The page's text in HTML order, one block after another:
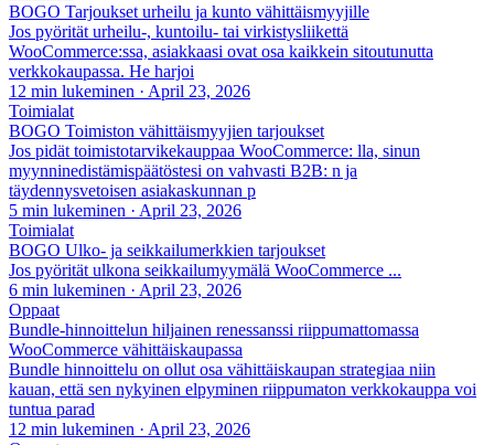
BOGO Tarjoukset urheilu ja kunto vähittäismyyjille
Jos pyörität urheilu-, kuntoilu- tai virkistysliikettä
WooCommerce:ssa, asiakkaasi ovat osa kaikkein sitoutunutta
verkkokaupassa. He harjoi
12 min lukeminen · April 23, 2026
Toimialat
BOGO Toimiston vähittäismyyjien tarjoukset
Jos pidät toimistotarvikekauppaa WooCommerce: lla, sinun
myynninedistämispäätöstesi on vahvasti B2B: n ja
täydennysvetoisen asiakaskunnan p
5 min lukeminen · April 23, 2026
Toimialat
BOGO Ulko- ja seikkailumerkkien tarjoukset
Jos pyörität ulkona seikkailumyymälä WooCommerce ...
6 min lukeminen · April 23, 2026
Oppaat
Bundle-hinnoittelun hiljainen renessanssi riippumattomassa
WooCommerce vähittäiskaupassa
Bundle hinnoittelu on ollut osa vähittäiskaupan strategiaa niin
kauan, että sen nykyinen elpyminen riippumaton verkkokauppa voi
tuntua parad
12 min lukeminen · April 23, 2026